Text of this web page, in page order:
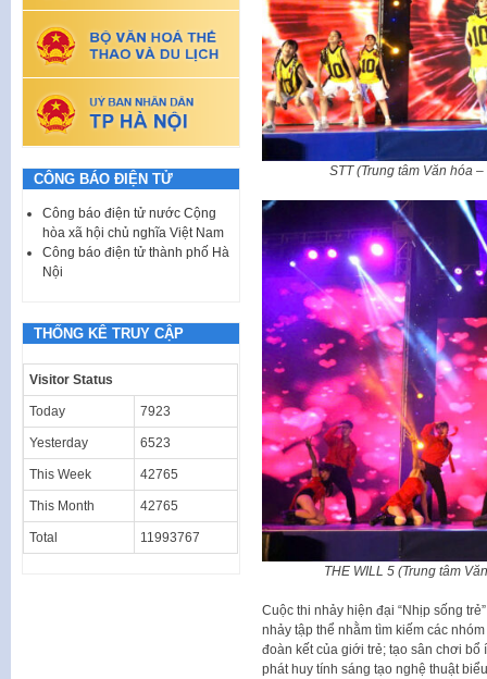
STT (Trung tâm Văn hóa
THE WILL 5 (Trung tâm
Cuộc thi nhảy hiện đại “Nhịp sống
nhảy tập thể nhằm tìm kiếm các
đoàn kết của giới trẻ; tạo sân chơi
phát huy tính sáng tạo nghệ thuật
CÔNG BÁO ĐIỆN TỬ
Công báo điện tử nước Cộng
hòa xã hội chủ nghĩa Việt Nam
Công báo điện tử thành phố Hà
Nội
THỐNG KÊ TRUY CẬP
Visitor Status
Today 7923
Yesterday 6523
This Week 42765
This Month 42765
Total 11993767